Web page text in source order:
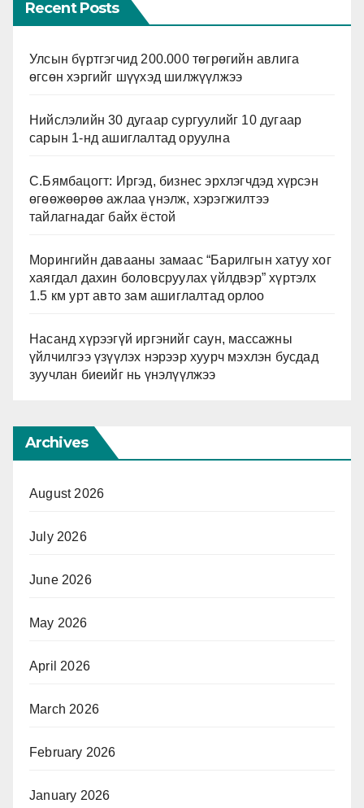
Recent Posts
Улсын бүртгэгчид 200.000 төгрөгийн авлига
өгсөн хэргийг шүүхэд шилжүүлжээ
Нийслэлийн 30 дугаар сургуулийг 10 дугаар
сарын 1-нд ашиглалтад оруулна
С.Бямбацогт: Иргэд, бизнес эрхлэгчдэд хүрсэн
өгөөжөөрөө ажлаа үнэлж, хэрэгжилтээ
тайлагнадаг байх ёстой
Морингийн давааны замаас “Барилгын хатуу хог
хаягдал дахин боловсруулах үйлдвэр” хүртэлх
1.5 км урт авто зам ашиглалтад орлоо
Насанд хүрээгүй иргэнийг саун, массажны
үйлчилгээ үзүүлэх нэрээр хуурч мэхлэн бусдад
зуучлан биеийг нь үнэлүүлжээ
Archives
August 2026
July 2026
June 2026
May 2026
April 2026
March 2026
February 2026
January 2026